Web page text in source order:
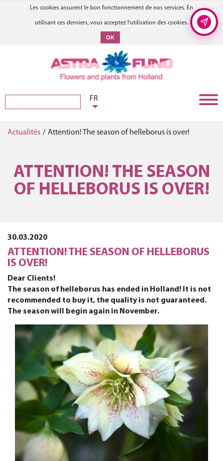
Les cookies assurent le bon fonctionnement de nos services. En
utilisant ces derniers, vous acceptez l'utilisation des cookies.
OK
FR
Actualités / Attention! The season of helleborus is over!
ATTENTION! THE SEASON
OF HELLEBORUS IS OVER!
30.03.2020
ATTENTION! THE SEASON OF HELLEBORUS
IS OVER!
Dear Clients!
The season of helleborus has ended in Holland! It is not
recommended to buy it, the quality is not guaranteed.
The season will begin again in November.